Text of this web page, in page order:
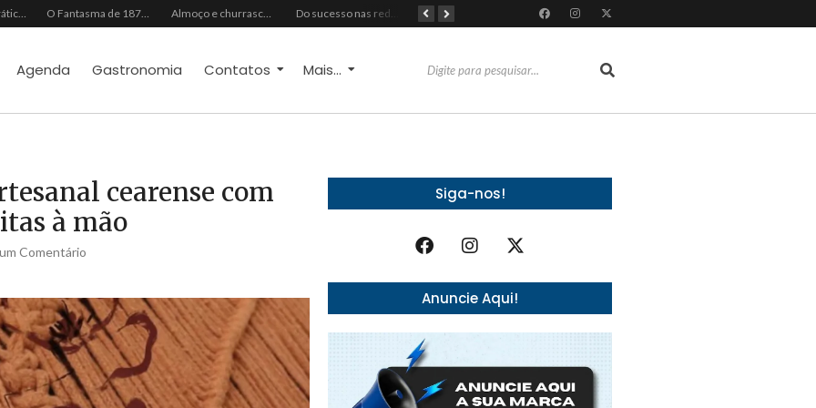
Do vaidoso ao prático: veja lista com ideias de presentes Avon para cada perfil de pai O Fantasma de 1877 e o Alerta de 2027: O Reciprocidalismo Como Escudo Contra o Novo El NiñoPh.D. Nizomar Falcão Almoço e churrasco de Dia dos Pais impulsionam vendas no varejo alimentar Do sucesso nas redes sociais à revelação no cenário musical, Beniicio Abraão lança “Me Perdeu”
Agenda Gastronomia Contatos Mais...
cearense com
à mão
Comentário
Siga-nos!
Anuncie Aqui!